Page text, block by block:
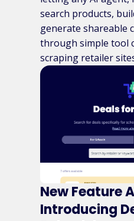
search products,
generate shareable
through simple tool
scraping retailer
New Feature
Introducing